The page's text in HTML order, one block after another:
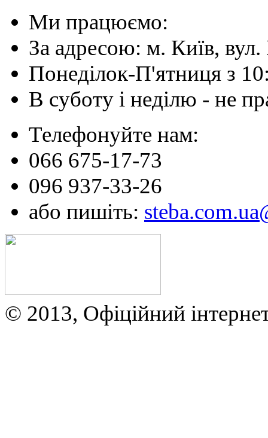
Ми працюємо:
За адресою: м. Київ, вул.
Понеділок-П'ятниця з
В суботу і неділю - не
Телефонуйте нам:
066 675-17-73
096 937-33-26
або пишіть:
© 2013, Офіційний